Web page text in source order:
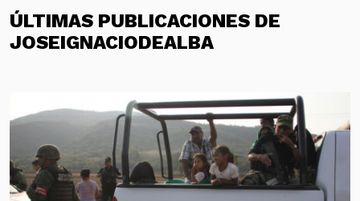
ÚLTIMAS PUBLICACIONES DE
JOSEIGNACIODEALBA